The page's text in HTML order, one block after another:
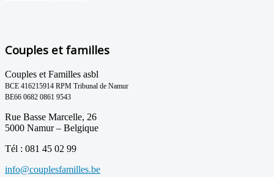
Couples et familles
Couples et Familles asbl
BCE 416215914 RPM Tribunal de Namur
BE66 0682 0861 9543
Rue Basse Marcelle, 26
5000 Namur – Belgique
Tél : 081 45 02 99
info@couplesfamilles.be